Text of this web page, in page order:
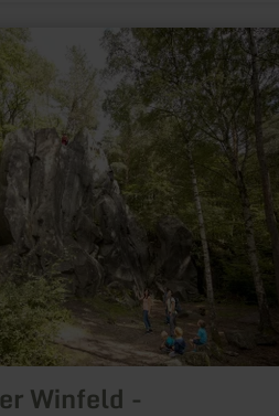
Winfeld -